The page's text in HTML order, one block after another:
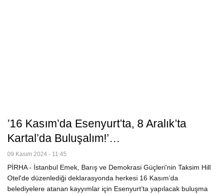
’16 Kasım’da Esenyurt’ta, 8 Aralık’ta
Kartal’da Buluşalım!’…
09 Kasım 2024 - 11:45
PİRHA - İstanbul Emek, Barış ve Demokrasi Güçleri'nin Taksim Hill
Otel'de düzenlediği deklarasyonda herkesi 16 Kasım’da
belediyelere atanan kayyımlar için Esenyurt’ta yapılacak buluşma